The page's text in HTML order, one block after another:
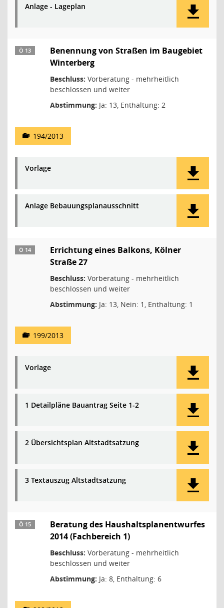
Anlage - Lageplan
Ö 13
Benennung von Straßen im Baugebiet
Winterberg
Beschluss: Vorberatung - mehrheitlich
beschlossen und weiter
Abstimmung: Ja: 13, Enthaltung: 2
194/2013
Vorlage
Anlage Bebauungsplanausschnitt
Ö 14
Errichtung eines Balkons, Kölner
Straße 27
Beschluss: Vorberatung - mehrheitlich
beschlossen und weiter
Abstimmung: Ja: 13, Nein: 1, Enthaltung: 1
199/2013
Vorlage
1 Detailpläne Bauantrag Seite 1-2
2 Übersichtsplan Altstadtsatzung
3 Textauszug Altstadtsatzung
Ö 15
Beratung des Haushaltsplanentwurfes
2014 (Fachbereich 1)
Beschluss: Vorberatung - mehrheitlich
beschlossen und weiter
Abstimmung: Ja: 8, Enthaltung: 6